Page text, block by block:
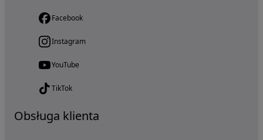
Facebook
Instagram
YouTube
TikTok
Obsługa klienta